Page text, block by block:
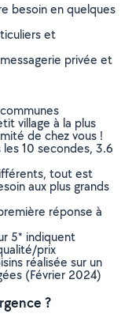
besoin en quelques
et
privée et
village à la plus
de chez vous !
10 secondes, 3.6
tout est
aux plus grands
réponse à
5* indiquent
prix
réalisée sur un
(Février 2024)
?